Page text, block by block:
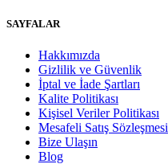
SAYFALAR
Hakkımızda
Gizlilik ve Güvenlik
İptal ve İade Şartları
Kalite Politikası
Kişisel Veriler Politikası
Mesafeli Satış Sözleşmesi
Bize Ulaşın
Blog